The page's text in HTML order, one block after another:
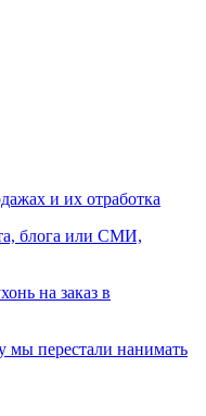
и их отработка
блога или СМИ,
на заказ в
мы перестали нанимать